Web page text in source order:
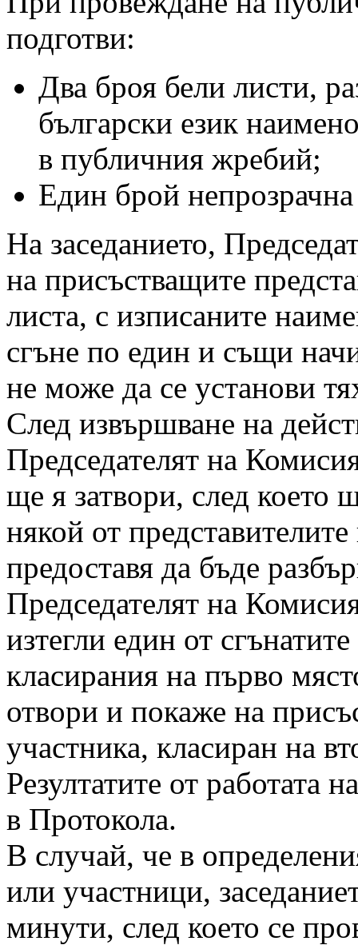
подготви:
Два броя бели листи,
български език
в публичния жребий;
Един брой
На заседанието,
на присъстващите
листа, с изписаните
сгъне по един и същи
не може да се установи
След извършване на
Председателят на
ще я затвори, след което
някой от
предоставя да бъде
Председателят на
изтегли един от
класирания на първо
отвори и покаже на
участника, класиран на
Резултатите от работата
в Протокола.
В случай, че в
или участници,
минути, след което се